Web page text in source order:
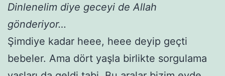
Dinlenelim diye geceyi de Allah
gönderiyor…
Şimdiye kadar heee, heee deyip geçti
bebeler. Ama dört yaşla birlikte sorgulama